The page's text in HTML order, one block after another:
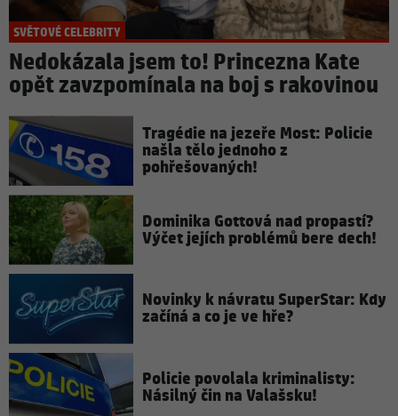
SVĚTOVÉ CELEBRITY
Nedokázala jsem to! Princezna Kate
opět zavzpomínala na boj s rakovinou
Tragédie na jezeře Most: Policie
našla tělo jednoho z
pohřešovaných!
Dominika Gottová nad propastí?
Výčet jejích problémů bere dech!
Novinky k návratu SuperStar: Kdy
začíná a co je ve hře?
Policie povolala kriminalisty:
Násilný čin na Valašsku!